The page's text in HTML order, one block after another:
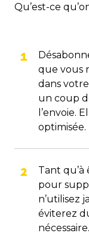
Qu’est-ce
que vous
dans
un coup
l’envoie.
optimisée.
Tant
pour
n’utilisez
éviterez
nécessaire.